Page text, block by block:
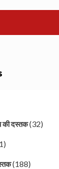
दस्तक(32)
(188)